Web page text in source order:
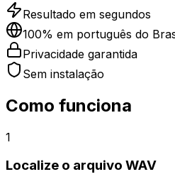
Resultado em segundos
100% em português do
Privacidade garantida
Sem instalação
Como funciona
1
Localize o arquivo WAV